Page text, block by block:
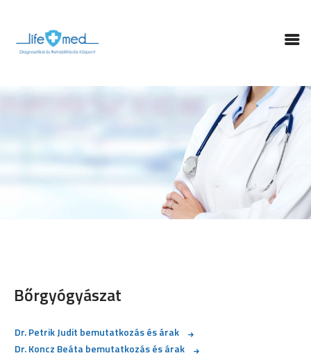
LABOR
GYÓGYTORNA
Bőrgyógyászat
Dr. Petrik Judit bemutatkozás és árak
Dr. Koncz Beáta bemutatkozás és árak